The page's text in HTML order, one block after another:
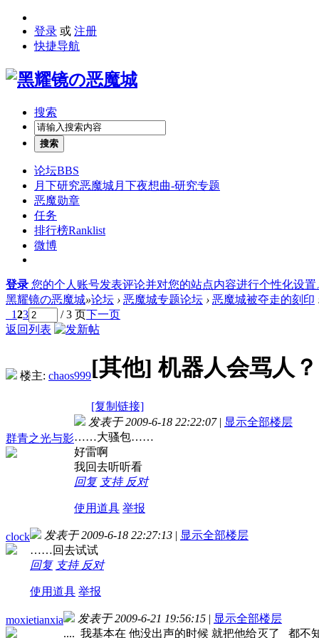
登录 或 注册
快捷导航
搜索
搜索
论坛BBS
月下研究恶魔城月下夜想曲-研究专题
恶魔勋章
任务
排行榜Ranklist
微博
登录 您的个人账号发表评论并对您的站点内容进行个性化设置
黑耀镜の恶魔城»论坛 › 恶魔城专题论坛 › 恶魔城被夺走的刻印
123 / 3 页下一页
返回列表
楼主: chaos999[其他]机器人会骂人？
[复制链接]
群青之光与影
发表于 2009-6-18 22:22:07 | 显示全部楼层
……大骚包……
好雷啊
我回去听听看
回复 支持 反对
使用道具 举报
clock 发表于 2009-6-18 22:27:13 | 显示全部楼层
……回去试试
回复 支持 反对
使用道具 举报
moxietianxia 发表于 2009-6-21 19:56:15 | 显示全部楼层
.... 我基本在 他没出声的时候 就把他给灭了 都不